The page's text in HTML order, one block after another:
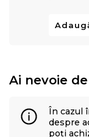
Ai nevoie
În cazul
despre
poți